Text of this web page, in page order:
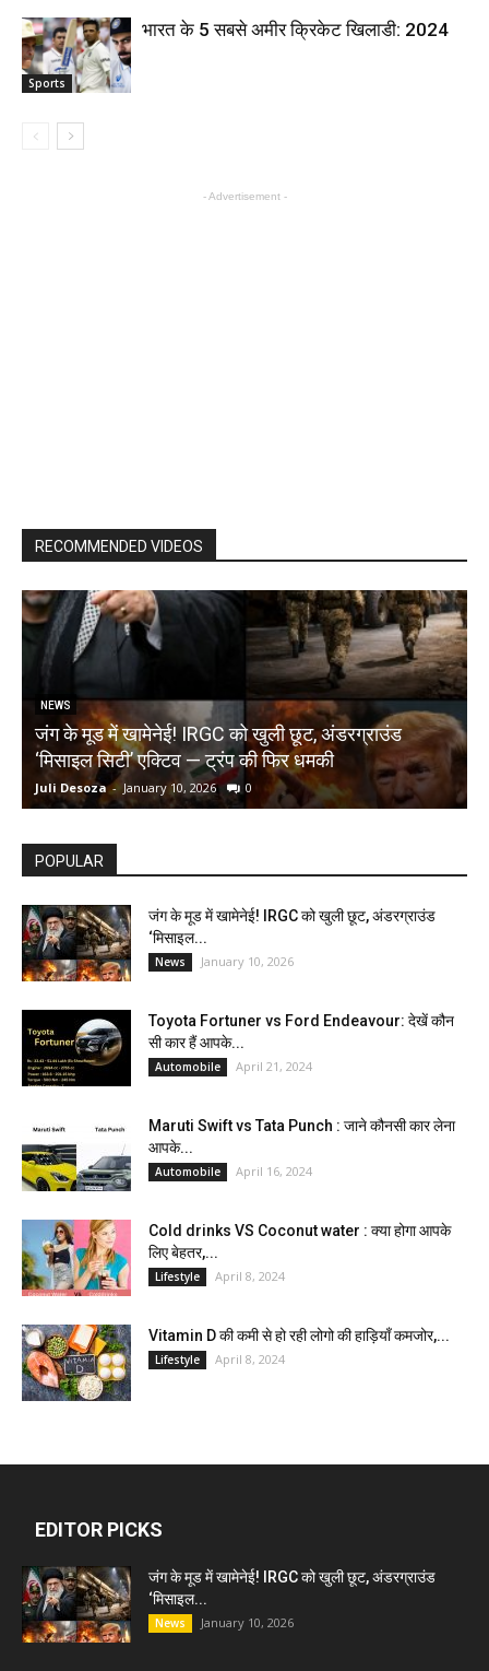
Sports
भारत के 5 सबसे अमीर क्रिकेट खिलाडी: 2024
- Advertisement -
RECOMMENDED VIDEOS
NEWS
जंग के मूड में खामेनेई! IRGC को खुली छूट, अंडरग्राउंड
‘मिसाइल सिटी’ एक्टिव — ट्रंप की फिर धमकी
Juli Desoza - January 10, 2026 0
POPULAR
जंग के मूड में खामेनेई! IRGC को खुली छूट, अंडरग्राउंड
‘मिसाइल...
News January 10, 2026
Toyota Fortuner vs Ford Endeavour: देखें कौन
सी कार हैं आपके...
Automobile April 21, 2024
Maruti Swift vs Tata Punch : जाने कौनसी कार लेना
आपके...
Automobile April 16, 2024
Cold drinks VS Coconut water : क्या होगा आपके
लिए बेहतर,...
Lifestyle April 8, 2024
Vitamin D की कमी से हो रही लोगो की हाड़ियाँ कमजोर,...
Lifestyle April 8, 2024
EDITOR PICKS
जंग के मूड में खामेनेई! IRGC को खुली छूट, अंडरग्राउंड
‘मिसाइल...
News January 10, 2026